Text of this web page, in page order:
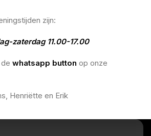
zijn:
zaterdag 11.00-17.00
whatsapp button op onze
Henriëtte en Erik